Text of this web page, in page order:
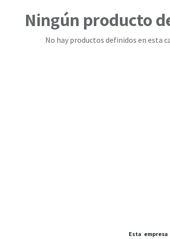
Ningún producto
No hay productos definidos en esta
Esta